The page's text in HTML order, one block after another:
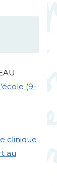
(9-
clinique
au